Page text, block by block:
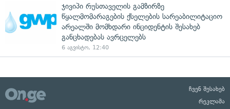
ჯივიპი რუსთაველის გამზირზე
წყალმომარაგების ქსელების სარეაბილიტაციო
არეალში მომხდარი ინციდენტის შესახებ
განცხადებას ავრცელებს
6 აგვისტო, 12:40
ჩვენ შესახებ
რეკლამა